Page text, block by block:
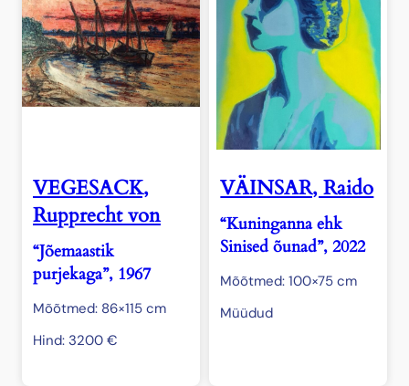
VEGESACK,
Rupprecht von
“Jõemaastik
purjekaga”, 1967
Mõõtmed: 86×115 cm
Hind: 3200 €
VÄINSAR, Raido
“Kuninganna ehk
Sinised õunad”, 2022
Mõõtmed: 100×75 cm
Müüdud